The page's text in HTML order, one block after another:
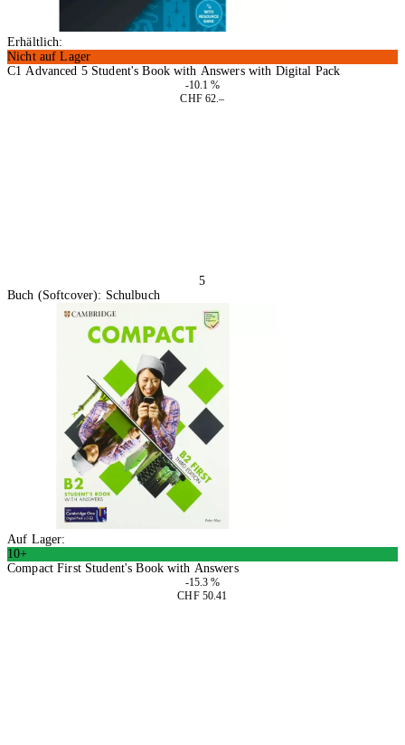
Erhältlich:
Nicht auf Lager
C1 Advanced 5 Student's Book with Answers with Digital Pack
-10.1 %
CHF 62.–
5
Buch (Softcover): Schulbuch
Auf Lager:
10+
Compact First Student's Book with Answers
-15.3 %
CHF 50.41